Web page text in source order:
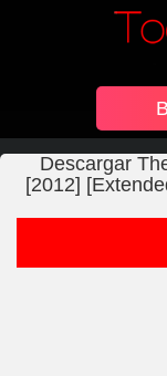
Descargar
[2012]